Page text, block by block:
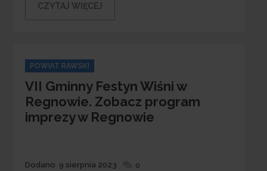
CZYTAJ WIĘCEJ
Categories
POWIAT RAWSKI
VII Gminny Festyn Wiśni w
Regnowie. Zobacz program
imprezy w Regnowie
Dodane
Dodano 9 sierpnia 2023 0